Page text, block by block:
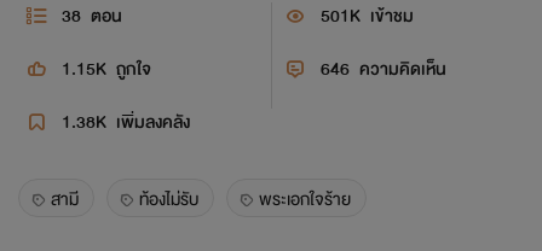
38 ตอน 501K เข้าชม
1.15K ถูกใจ 646 ความคิดเห็น
1.38K เพิ่มลงคลัง
สามี ท้องไม่รับ พระเอกใจร้าย